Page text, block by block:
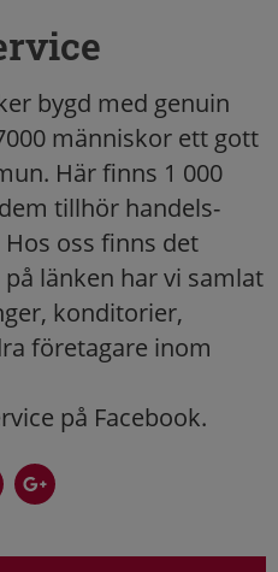
bygd med genuin
människor ett gott
Här finns 1 000
tillhör handels-
oss finns det
länken har vi samlat
konditorier,
företagare inom
på Facebook.